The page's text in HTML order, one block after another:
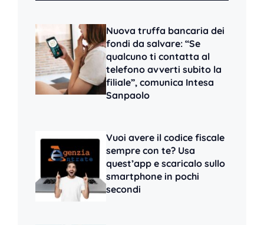
Nuova truffa bancaria dei
fondi da salvare: “Se
qualcuno ti contatta al
telefono avverti subito la
filiale”, comunica Intesa
Sanpaolo
Vuoi avere il codice fiscale
sempre con te? Usa
quest’app e scaricalo sullo
smartphone in pochi
secondi